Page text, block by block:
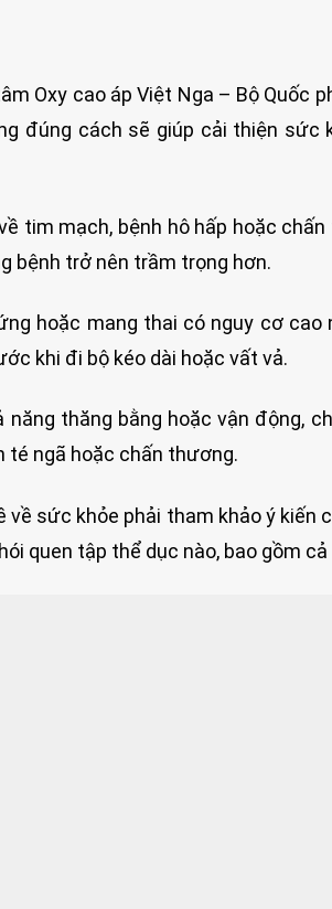
Oxy cao áp Việt Nga – Bộ Quốc
đúng cách sẽ giúp cải thiện sức
tim mạch, bệnh hô hấp hoặc
bệnh trở nên trầm trọng hơn.
hoặc mang thai có nguy cơ cao
khi đi bộ kéo dài hoặc vất vả.
thăng bằng hoặc vận động,
té ngã hoặc chấn thương.
về sức khỏe phải tham khảo ý kiến
quen tập thể dục nào, bao gồm cả